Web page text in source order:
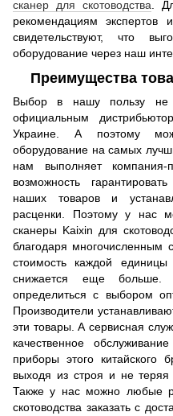
сканер для скотоводства .
рекомендациям
свидетельствуют, что
оборудование через наш
Преимущества
Выбор в нашу пользу не
официальным
Украине. А поэтому
оборудование на самых
нам выполняет компания-
возможность
наших товаров и
расценки. Поэтому у нас
сканеры Kaixin для
благодаря многочисленным
стоимость каждой
снижается еще больше.
определиться с выбором
Производители
эти товары. А сервисная
качественное
приборы этого китайского
выходя из строя и не теряя
Также у нас можно любые
скотоводства заказать с